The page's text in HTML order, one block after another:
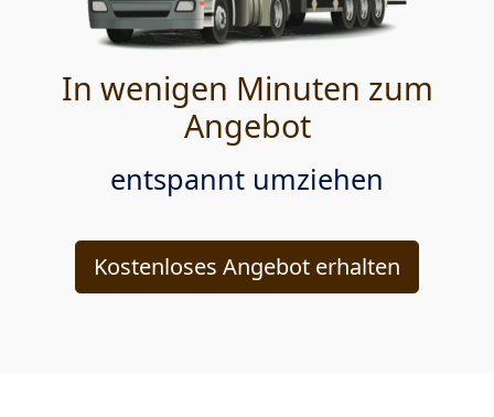
In wenigen Minuten zum
Angebot
entspannt umziehen
Kostenloses Angebot erhalten